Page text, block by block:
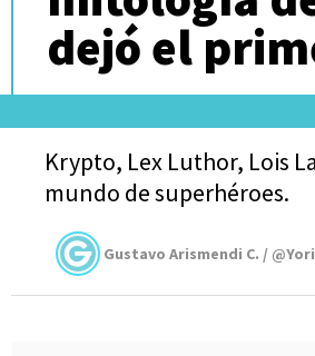
dejó el
Krypto, Lex Luthor, Lois
mundo de superhéroes.
Gustavo Arismendi C. /